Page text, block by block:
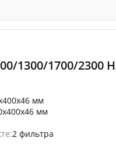
1300/1700/2300
мм
мм
2 фильтра